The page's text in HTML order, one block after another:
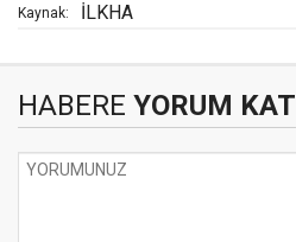
Kaynak: İLKHA
HABERE YORUM KAT